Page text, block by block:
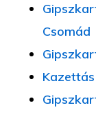
Csomád